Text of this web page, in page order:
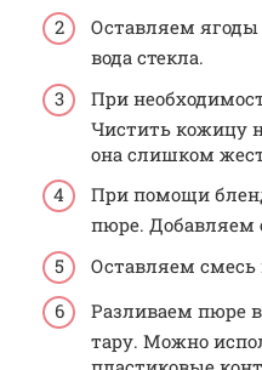
Оставляем
вода стекла.
При
Чистить кожицу
она слишком
При помощи
пюре. Добавляем
Оставляем смесь
Разливаем пюре
тару. Можно